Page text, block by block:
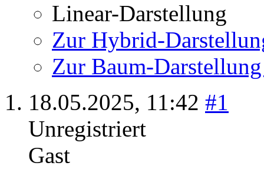
Linear-Darstellung
Zur Hybrid-
Zur Baum-
18.05.2025, 11:42 #1
Unregistriert
Gast